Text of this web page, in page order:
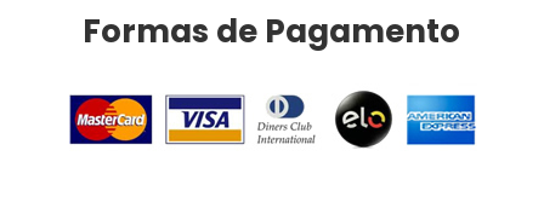
Formas de Pagamento